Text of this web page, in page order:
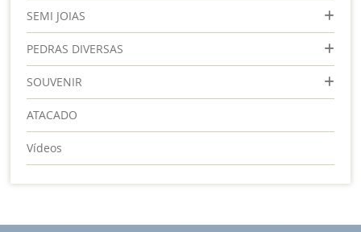
SEMI JOIAS
PEDRAS DIVERSAS
SOUVENIR
ATACADO
Vídeos